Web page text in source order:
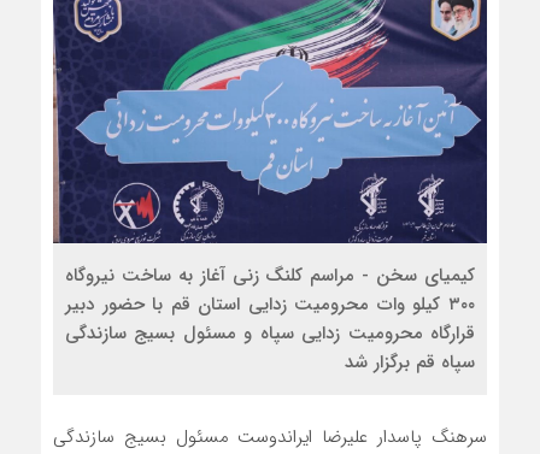
کیمیای سخن - مراسم کلنگ زنی آغاز به ساخت نیروگاه
۳۰۰ کیلو وات محرومیت زدایی استان قم با حضور دبیر
قرارگاه محرومیت زدایی سپاه و مسئول بسیج سازندگی
سپاه قم برگزار شد
سرهنگ پاسدار علیرضا ایراندوست مسئول بسیج سازندگی